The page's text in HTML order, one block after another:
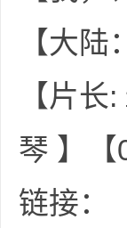
【大陆：
【片长:
琴 】【
链接：